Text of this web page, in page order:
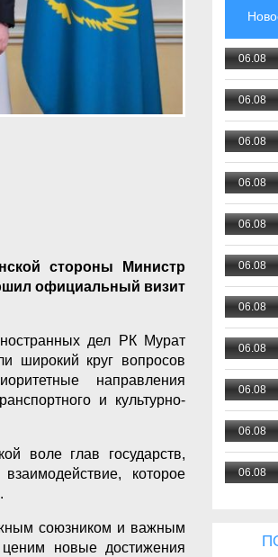
стороны Министр
официальный визит
дел РК Мурат
широкий круг вопросов
направления
и культурно-
воле глав государств,
которое
союзником и важным
новые достижения
06.08
06.08
06.08
06.08
06.08
06.08
06.08
06.08
06.08
06.08
06.08